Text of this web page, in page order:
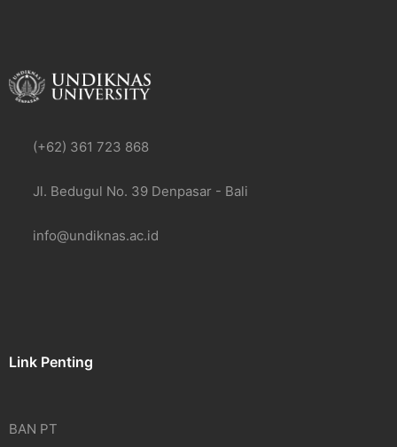
(+62) 361 723 868
Jl. Bedugul No. 39 Denpasar - Bali
info@undiknas.ac.id
Link Penting
BAN PT